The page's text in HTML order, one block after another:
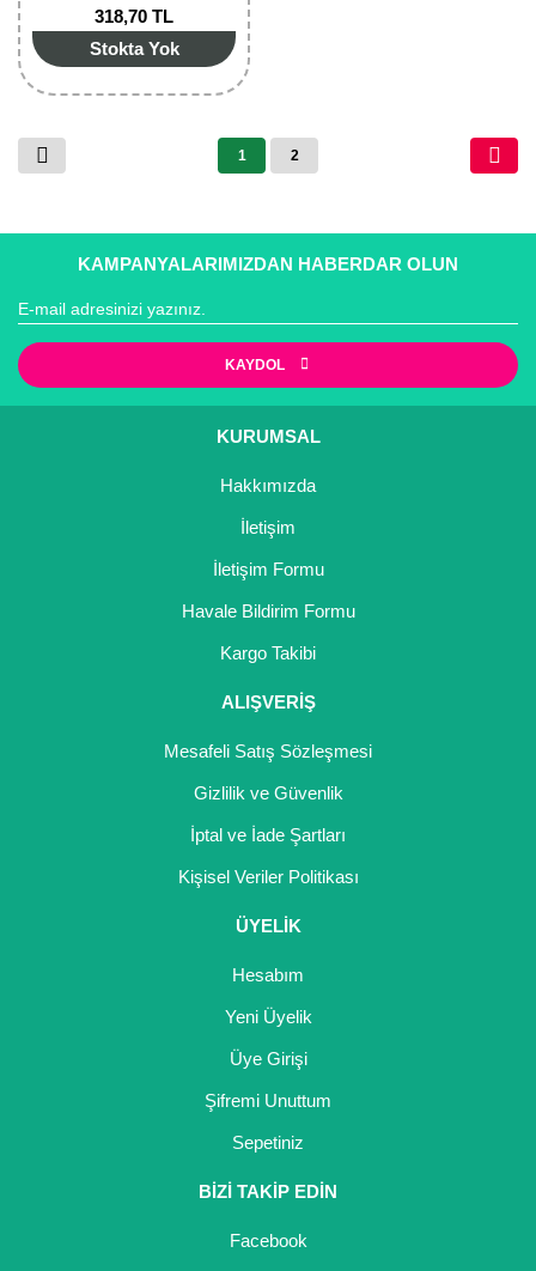
318,70 TL
Stokta Yok
1 2
KAMPANYALARIMIZDAN HABERDAR OLUN
KAYDOL
KURUMSAL
Hakkımızda
İletişim
İletişim Formu
Havale Bildirim Formu
Kargo Takibi
ALIŞVERİŞ
Mesafeli Satış Sözleşmesi
Gizlilik ve Güvenlik
İptal ve İade Şartları
Kişisel Veriler Politikası
ÜYELİK
Hesabım
Yeni Üyelik
Üye Girişi
Şifremi Unuttum
Sepetiniz
BİZİ TAKİP EDİN
Facebook